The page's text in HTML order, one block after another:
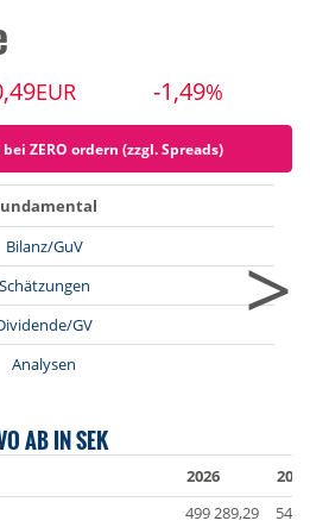
EUR -1,49%
ZERO ordern (zzgl. Spreads)
Bilanz/GuV
Schätzungen
GV
Analysen
>
AB IN SEK
2026
2027
499 289,29
542